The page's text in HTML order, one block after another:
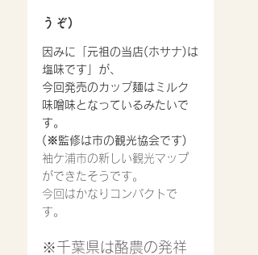
うぞ)
因みに「元祖の当店(ホサナ)は
塩味です」が、
今回発売のカップ麺はミルク
味噌味となっているみたいで
す。
(※監修は市の観光協会です)
袖ケ浦市の新しい観光マップ
ができたそうです。
今回はかなりコンパクトで
す。
※千葉県は酪農の発祥